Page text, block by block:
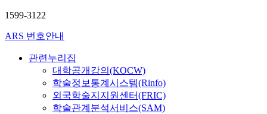
1599-3122
ARS 번호안내
관련누리집
대학공개강의(KOCW)
학술정보통계시스템(Rinfo)
외국학술지지원센터(FRIC)
학술관계분석서비스(SAM)